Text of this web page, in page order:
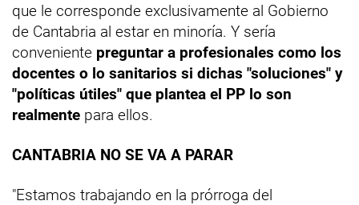
que le corresponde exclusivamente al Gobierno
de Cantabria al estar en minoría. Y sería
conveniente preguntar a profesionales como los
docentes o lo sanitarios si dichas "soluciones" y
"políticas útiles" que plantea el PP lo son
realmente para ellos.
CANTABRIA NO SE VA A PARAR
"Estamos trabajando en la prórroga del